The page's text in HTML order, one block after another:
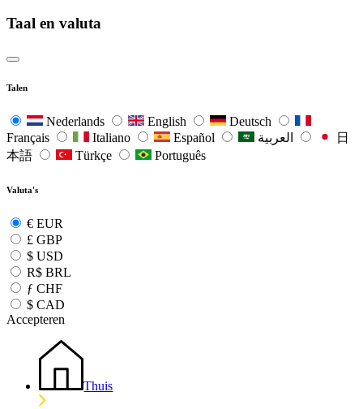
Taal en valuta
Talen
Nederlands English
Deutsch
Français
Italiano Español
日
本語
Türkçe Português
Valuta's
€ EUR
£ GBP
$ USD
R$ BRL
ƒ CHF
$ CAD
Accepteren
Thuis